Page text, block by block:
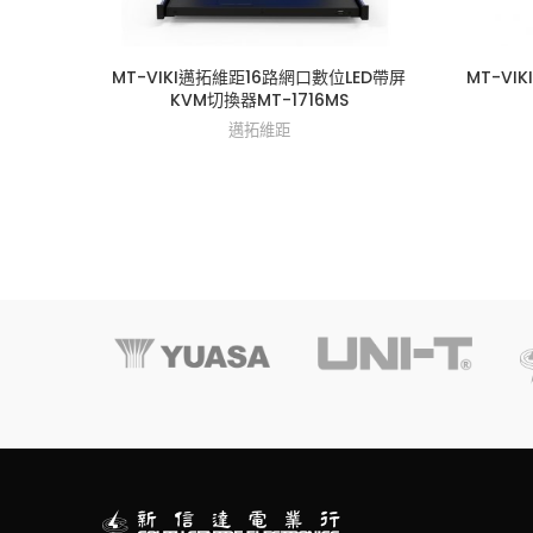
MT-VIKI邁拓維距16路網口數位LED帶屏
KVM切換器MT-1716MS
邁拓維距
MT-